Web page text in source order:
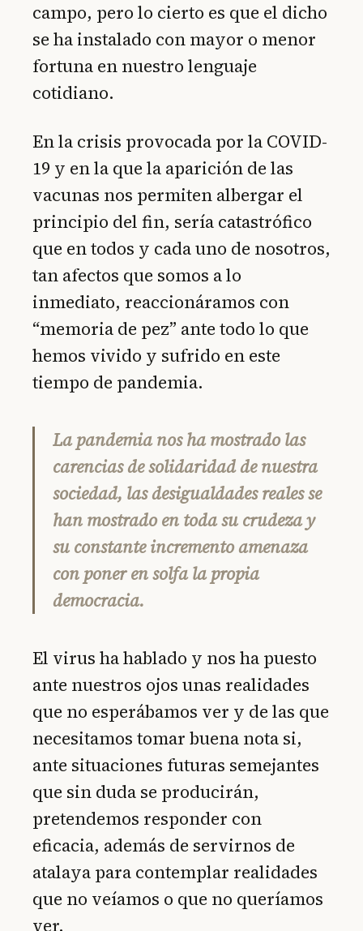
campo, pero lo cierto es que el dicho
se ha instalado con mayor o menor
fortuna en nuestro lenguaje
cotidiano.
En la crisis provocada por la COVID-
19 y en la que la aparición de las
vacunas nos permiten albergar el
principio del fin, sería catastrófico
que en todos y cada uno de nosotros,
tan afectos que somos a lo
inmediato, reaccionáramos con
“memoria de pez” ante todo lo que
hemos vivido y sufrido en este
tiempo de pandemia.
La pandemia nos ha mostrado las
carencias de solidaridad de nuestra
sociedad, las desigualdades reales se
han mostrado en toda su crudeza y
su constante incremento amenaza
con poner en solfa la propia
democracia.
El virus ha hablado y nos ha puesto
ante nuestros ojos unas realidades
que no esperábamos ver y de las que
necesitamos tomar buena nota si,
ante situaciones futuras semejantes
que sin duda se producirán,
pretendemos responder con
eficacia, además de servirnos de
atalaya para contemplar realidades
que no veíamos o que no queríamos
ver.